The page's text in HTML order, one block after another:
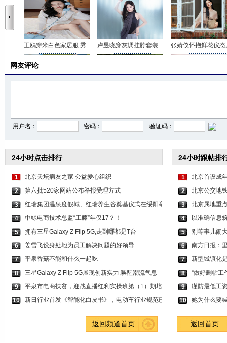
王鸥穿米白色家居服 秀 卢昱晓穿灰调挂脖套装 张婧仪怀抱鲜花仪态
网友评论
用户名： 密码： 验证码：
24小时点击排行
1
北京天坛病友之家 公益爱心组织
2
第六批520家网站公布举报受理方式
3
红瑞集团温泉度假城、红瑞养生谷奠基仪式在绥阳举
4
中鲸电商技术总监“工藤”年仅17？！
5
拥有三星Galaxy Z Flip 5G,走到哪都是T台
6
姜雪飞设身处地为员工解决问题的好领导
7
平泉香菇不能和什么一起吃
8
三星Galaxy Z Flip 5G展现创新实力,唤醒潮流气息
9
平泉市电商扶贫，迎战直播红利实操班第（1）期培
10
新日行业首发《智能化白皮书》，电动车行业规范已
24小时跟帖排
1
北京首设成
2
北京公交地
3
北京属地重
4
以准确信息
5
别等事儿闹
6
南方日报：
7
新型城镇化
8
“做好删帖工
9
谨防最低工
10
她为什么要
返回频道首页 返回首页